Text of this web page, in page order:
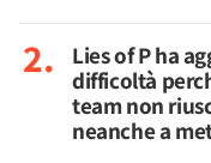
Lies of P ha
difficoltà
team non
neanche a